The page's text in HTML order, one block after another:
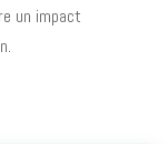
un impact